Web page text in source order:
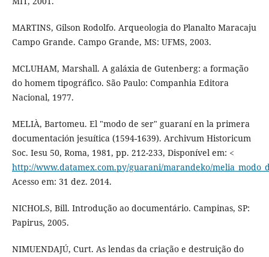
MARTINS, Gilson Rodolfo. Arqueologia do Planalto Maracaju
Campo Grande. Campo Grande, MS: UFMS, 2003.
MCLUHAM, Marshall. A galáxia de Gutenberg: a formação
do homem tipográfico. São Paulo: Companhia Editora
Nacional, 1977.
MELIÀ, Bartomeu. El "modo de ser" guaraní en la primera
documentación jesuítica (1594-1639). Archivum Historicum
Soc. Iesu 50, Roma, 1981, pp. 212-233, Disponível em: <
http://www.datamex.com.py/guarani/marandeko/
Acesso em: 31 dez. 2014.
NICHOLS, Bill. Introdução ao documentário. Campinas, SP:
Papirus, 2005.
NIMUENDAJÚ, Curt. As lendas da criação e destruição do